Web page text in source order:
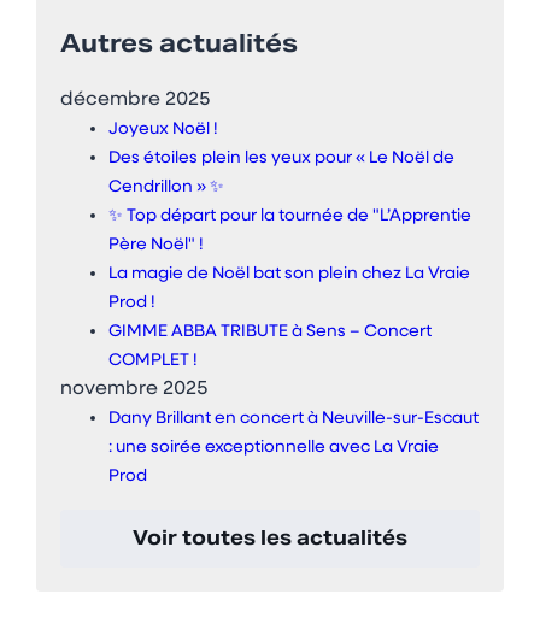
Autres actualités
décembre 2025
Joyeux Noël !
Des étoiles plein les yeux pour « Le Noël de
Cendrillon » ✨
✨ Top départ pour la tournée de "L’Apprentie
Père Noël" !
La magie de Noël bat son plein chez La Vraie
Prod !
GIMME ABBA TRIBUTE à Sens – Concert
COMPLET !
novembre 2025
Dany Brillant en concert à Neuville-sur-Escaut
: une soirée exceptionnelle avec La Vraie
Prod
Voir toutes les actualités